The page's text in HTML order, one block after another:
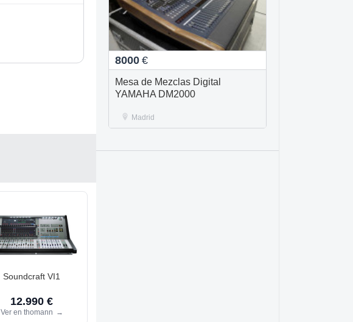
Soundcraft VI1
12.990 €
Ver en thomann →
8000 €
Mesa de Mezclas Digital
YAMAHA DM2000
Madrid